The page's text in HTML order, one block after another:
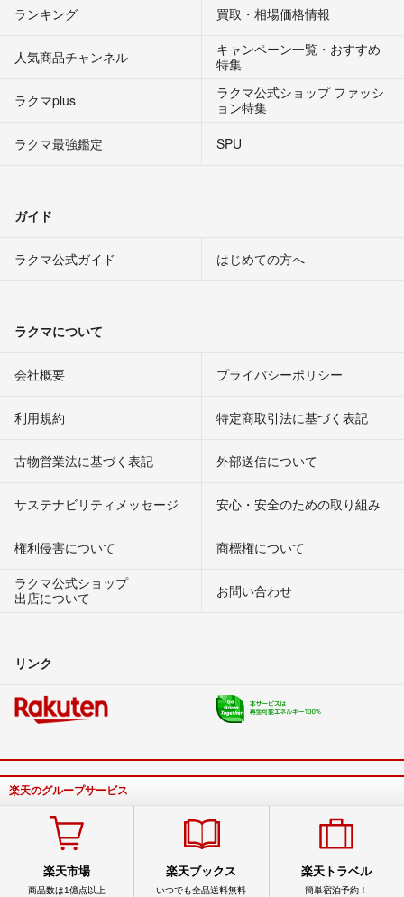
ランキング 買取・相場価格情報
人気商品チャンネル
キャンペーン一覧・おすすめ
特集
ラクマplus
ラクマ公式ショップ ファッシ
ョン特集
ラクマ最強鑑定
SPU
ガイド
ラクマ公式ガイド はじめての方へ
ラクマについて
会社概要 プライバシーポリシー
利用規約 特定商取引法に基づく表記
古物営業法に基づく表記 外部送信について
サステナビリティメッセージ 安心・安全のための取り組み
権利侵害について
商標権について
ラクマ公式ショップ
出店について
お問い合わせ
リンク
楽天のグループサービス
楽天市場
商品数は1億点以上
楽天ブックス
いつでも全品送料無料
楽天トラベル
簡単宿泊予約！